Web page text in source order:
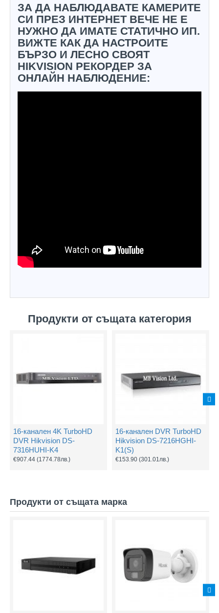
ЗА ДА НАБЛЮДАВАТЕ КАМЕРИТЕ
СИ ПРЕЗ ИНТЕРНЕТ ВЕЧЕ НЕ Е
НУЖНО ДА ИМАТЕ СТАТИЧНО ИП.
ВИЖТЕ КАК ДА НАСТРОИТЕ
БЪРЗО И ЛЕСНО СВОЯТ
HIKVISION РЕКОРДЕР ЗА
ОНЛАЙН НАБЛЮДЕНИЕ:
Продукти от същата категория
16-канален 4K TurboHD
DVR Hikvision DS-
7316HUHI-K4
€907.44 (1774.78лв.)
16-канален DVR TurboHD
Hikvision DS-7216HGHI-
K1(S)
€153.90 (301.01лв.)
Продукти от същата марка